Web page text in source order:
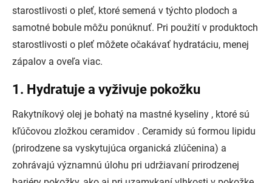
starostlivosti o pleť, ktoré semená v týchto plodoch a
samotné bobule môžu ponúknuť. Pri použití v produktoch
starostlivosti o pleť môžete očakávať hydratáciu, menej
zápalov a oveľa viac.
1. Hydratuje a vyživuje pokožku
Rakytníkový olej je bohatý na mastné kyseliny , ktoré sú
kľúčovou zložkou ceramidov . Ceramidy sú formou lipidu
(prirodzene sa vyskytujúca organická zlúčenina) a
zohrávajú významnú úlohu pri udržiavaní prirodzenej